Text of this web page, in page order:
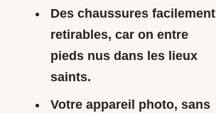
Des chaussures facilement
retirables, car on entre
pieds nus dans les lieux
saints.
Votre appareil photo, sans